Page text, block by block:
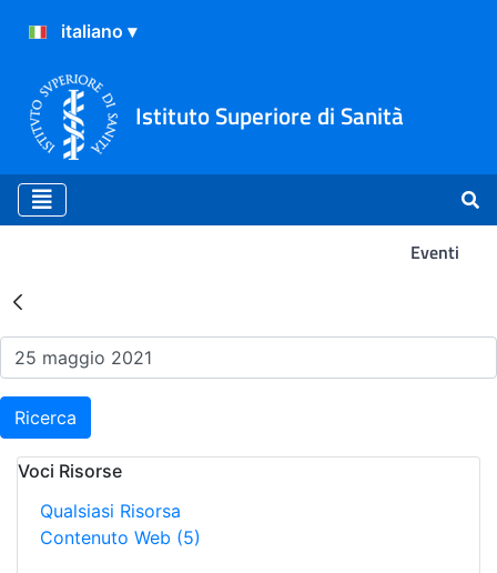
Istituto Superiore di Sanità
Eventi
Risultati della Ricerca -
Ricerca
Voci Risorse
Qualsiasi Risorsa
Contenuto Web (5)